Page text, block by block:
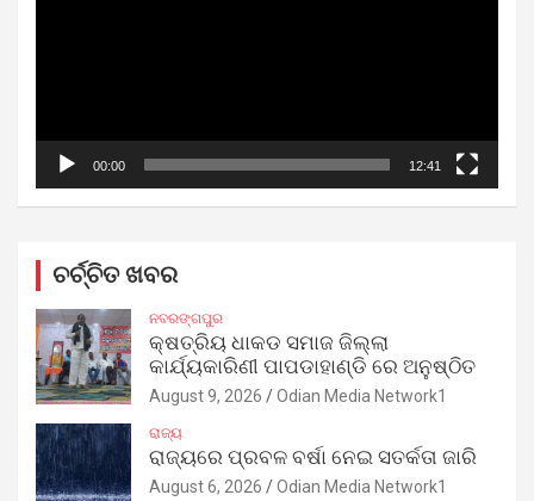
00:00 12:41
ଚର୍ଚ୍ଚିତ ଖବର
ନବରଙ୍ଗପୁର
କ୍ଷତ୍ରିୟ ଧାକଡ ସମାଜ ଜିଲ୍ଲା
କାର୍ଯ୍ୟକାରିଣୀ ପାପଡାହାଣ୍ଡି ରେ ଅନୁଷ୍ଠିତ
August 9, 2026 Odian Media Network1
ରାଜ୍ୟ
ରାଜ୍ୟରେ ପ୍ରବଳ ବର୍ଷା ନେଇ ସତର୍କତା ଜାରି
August 6, 2026 Odian Media Network1